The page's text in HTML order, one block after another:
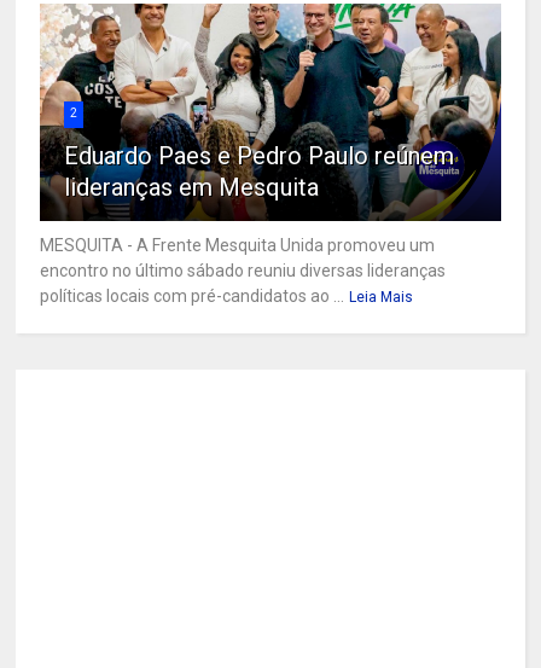
2
Eduardo Paes e Pedro Paulo reúnem
lideranças em Mesquita
MESQUITA - A Frente Mesquita Unida promoveu um
encontro no último sábado reuniu diversas lideranças
políticas locais com pré-candidatos ao ...
Leia Mais